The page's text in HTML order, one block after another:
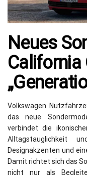
Neues
California
Volkswagen
das neue
verbindet die
Alltagstauglichkeit
Designakzenten und
Damit richtet sich das
nicht nur als